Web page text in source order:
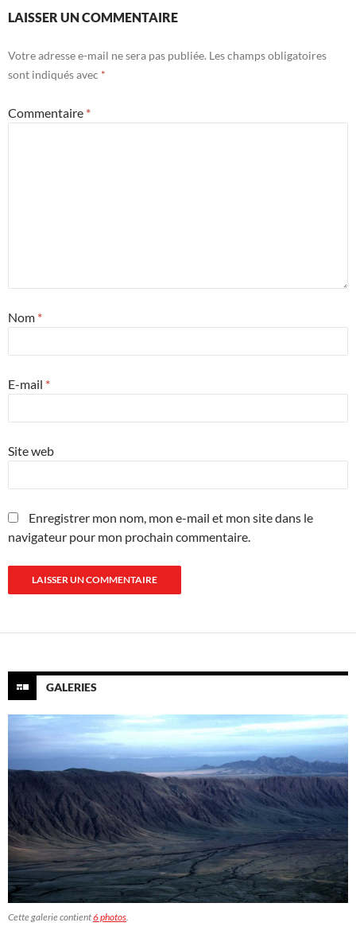
LAISSER UN COMMENTAIRE
Votre adresse e-mail ne sera pas publiée. Les champs obligatoires
sont indiqués avec *
Commentaire *
Nom *
E-mail *
Site web
Enregistrer mon nom, mon e-mail et mon site dans le
navigateur pour mon prochain commentaire.
GALERIES
Cette galerie contient6 photos